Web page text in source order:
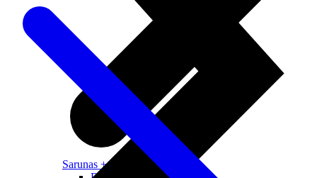
Sarunas + Internets